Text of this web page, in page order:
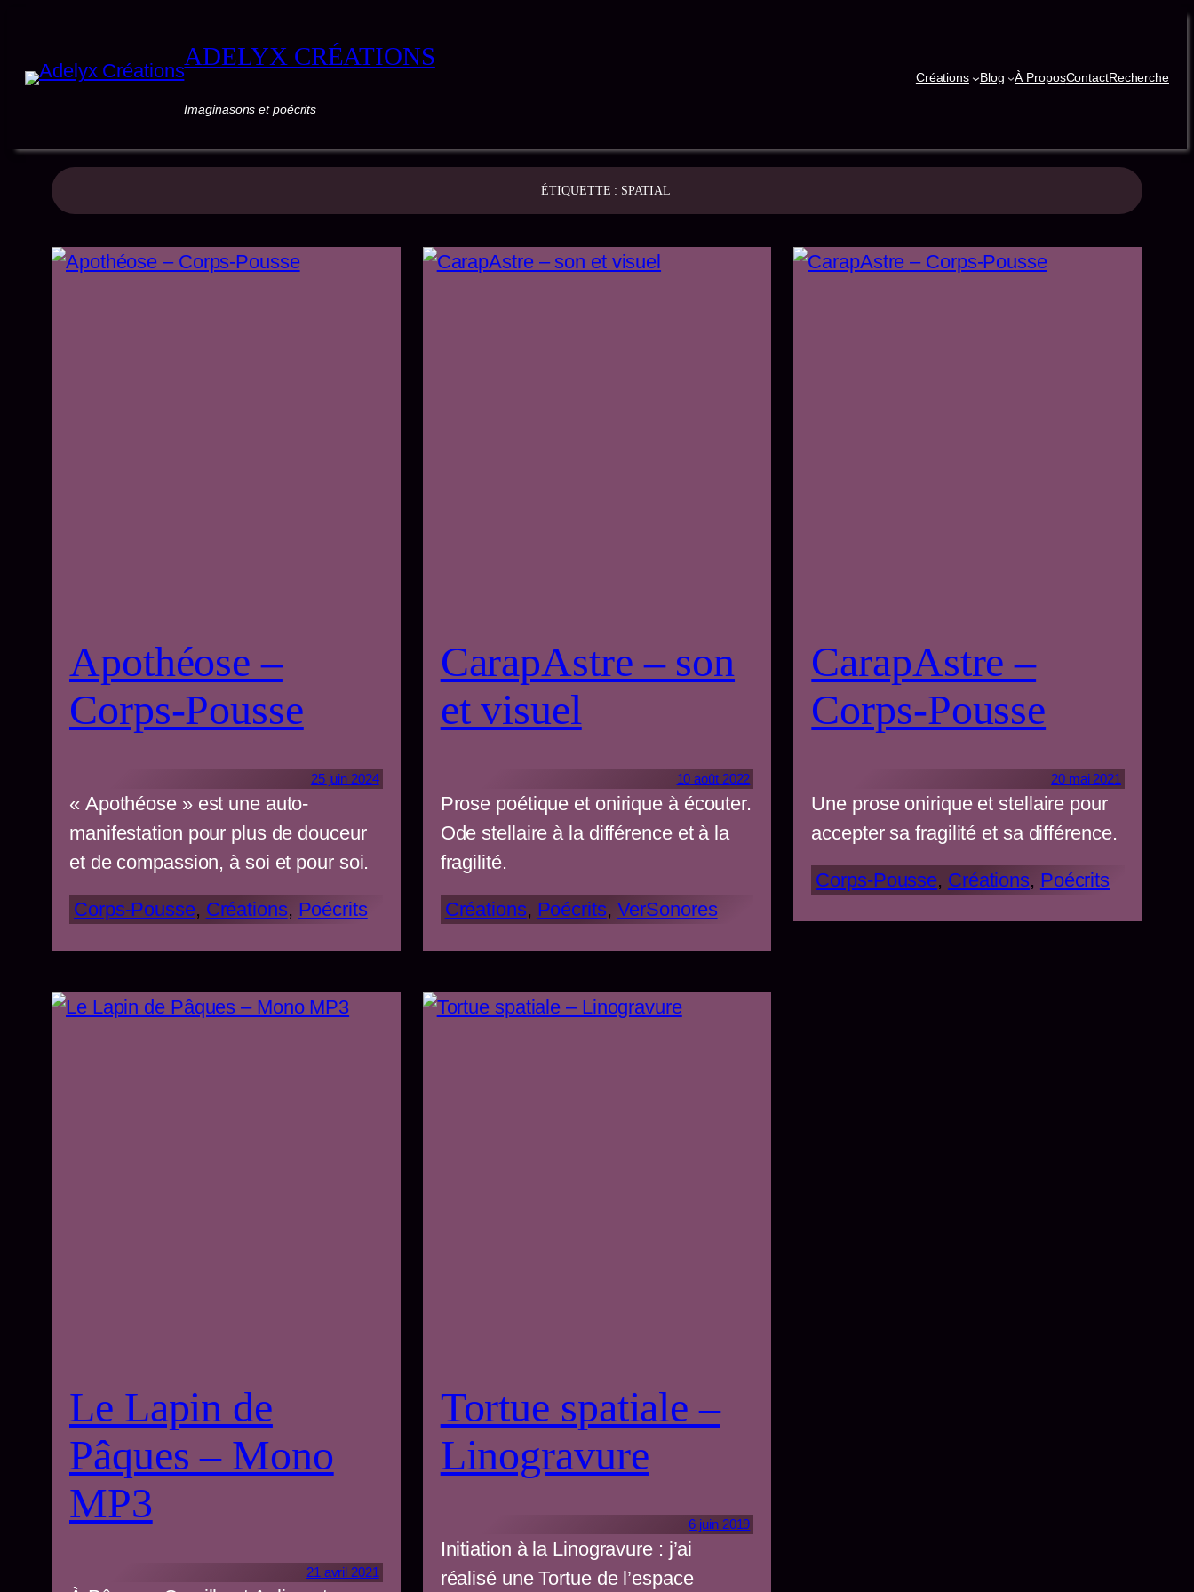
ADELYX CRÉATIONS
Imaginasons et poécrits
Créations Blog À ProposContactRecherche
ÉTIQUETTE : SPATIAL
Apothéose –
Corps-Pousse
25 juin 2024
« Apothéose » est une auto-
manifestation pour plus de douceur
et de compassion, à soi et pour soi.
Corps-Pousse, Créations, Poécrits
CarapAstre – son
et visuel
10 août 2022
Prose poétique et onirique à écouter.
Ode stellaire à la différence et à la
fragilité.
Créations, Poécrits, VerSonores
CarapAstre –
Corps-Pousse
20 mai 2021
Une prose onirique et stellaire pour
accepter sa fragilité et sa différence.
Corps-Pousse, Créations, Poécrits
Le Lapin de
Pâques – Mono
MP3
21 avril 2021
Tortue spatiale –
Linogravure
6 juin 2019
Initiation à la Linogravure : j’ai
réalisé une Tortue de l’espace